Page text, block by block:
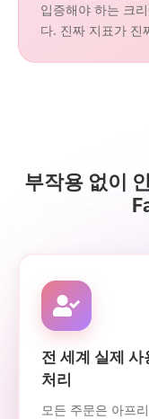
입증해야 하는 크
다. 진짜 지표가 진
부작용 없이
전 세계 실제
처리
모든 주문은 아프